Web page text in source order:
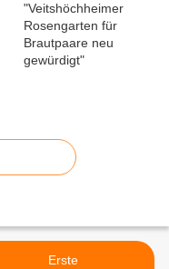
Erste